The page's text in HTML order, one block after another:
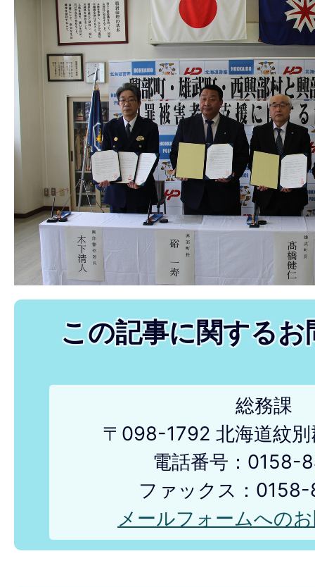
この記事に関するお
総務課
〒098-1792 北海道紋別
電話番号：0158-
ファックス：
メールフォームへの